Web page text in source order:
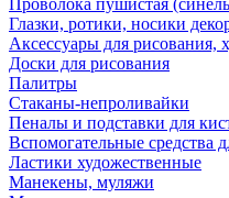
Проволока пушистая
Глазки, ротики, носики
Аксессуары для рисования,
Доски для рисования
Палитры
Стаканы-непроливайки
Пеналы и подставки для
Вспомогательные средства
Ластики художественные
Манекены, муляжи